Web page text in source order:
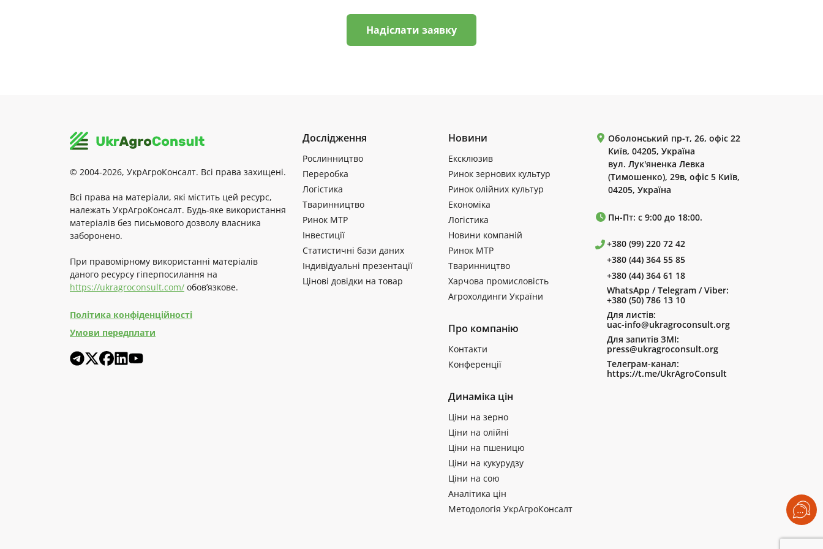
Надіслати заявку
© 2004-2026, УкрАгроКонсалт. Всі права захищені.
Всі права на матеріали, які містить цей ресурс,
належать УкрАгроКонсалт. Будь-яке використання
матеріалів без письмового дозволу власника
заборонено.
При правомірному використанні матеріалів
даного ресурсу гіперпосилання на
https://ukragroconsult.com/ обов’язкове.
Політика конфіденційності
Умови передплати
Дослідження
Рослинництво
Переробка
Логістика
Тваринництво
Ринок МТР
Інвестиції
Статистичні бази даних
Індивідуальні презентації
Цінові довідки на товар
Новини
Ексклюзив
Ринок зернових культур
Ринок олійних культур
Економіка
Логістика
Новини компаній
Ринок МТР
Тваринництво
Харчова промисловість
Агрохолдинги України
Про компанію
Контакти
Конференції
Динаміка цін
Ціни на зерно
Ціни на олійні
Ціни на пшеницю
Ціни на кукурудзу
Ціни на сою
Аналітика цін
Методологія УкрАгроКонсалт
Оболонський пр-т, 26, офіс 22
Київ, 04205, Україна
вул. Лук'яненка Левка
(Тимошенко), 29в, офіс 5 Київ,
04205, Україна
Пн-Пт: с 9:00 до 18:00.
+380 (99) 220 72 42
+380 (44) 364 55 85
+380 (44) 364 61 18
WhatsApp / Telegram / Viber:
+380 (50) 786 13 10
Для листів:
uac-info@ukragroconsult.org
Для запитів ЗМІ:
press@ukragroconsult.org
Телеграм-канал:
https://t.me/UkrAgroConsult